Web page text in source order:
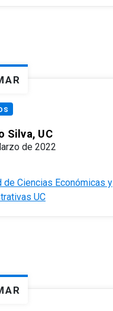
Silva, UC
de 2022
de Ciencias Económicas y
UC